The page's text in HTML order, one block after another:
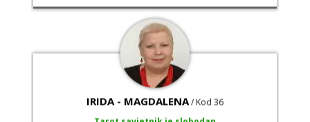
IRIDA - MAGDALENA
Tarot savjetnik je slobodan